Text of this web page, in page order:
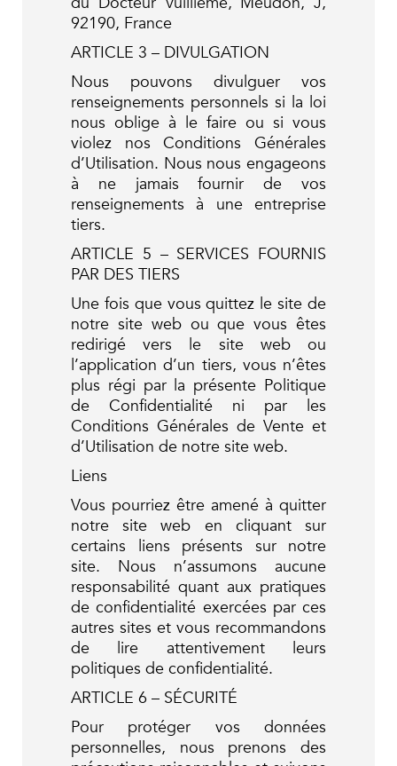
92190, France
ARTICLE 3 – DIVULGATION
Nous pouvons divulguer vos
renseignements personnels si la loi
nous oblige à le faire ou si vous
violez nos Conditions Générales
d’Utilisation. Nous nous engageons
à ne jamais fournir de vos
renseignements à une entreprise
tiers.
ARTICLE 5 – SERVICES FOURNIS
PAR DES TIERS
Une fois que vous quittez le site de
notre site web ou que vous êtes
redirigé vers le site web ou
l’application d’un tiers, vous n’êtes
plus régi par la présente Politique
de Confidentialité ni par les
Conditions Générales de Vente et
d’Utilisation de notre site web.
Liens
Vous pourriez être amené à quitter
notre site web en cliquant sur
certains liens présents sur notre
site. Nous n’assumons aucune
responsabilité quant aux pratiques
de confidentialité exercées par ces
autres sites et vous recommandons
de lire attentivement leurs
politiques de confidentialité.
ARTICLE 6 – SÉCURITÉ
Pour protéger vos données
personnelles, nous prenons des